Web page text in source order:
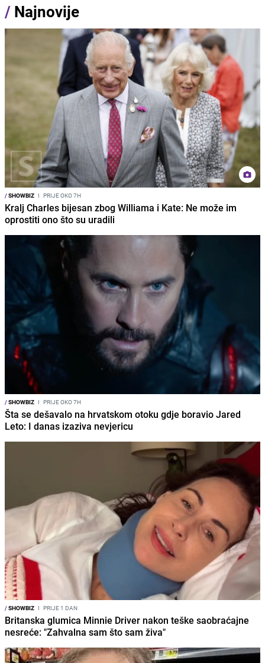
/ Najnovije
/SHOWBIZ I PRIJE OKO 7H
Kralj Charles bijesan zbog Williama i Kate: Ne može im
oprostiti ono što su uradili
/SHOWBIZ I PRIJE OKO 7H
Šta se dešavalo na hrvatskom otoku gdje boravio Jared
Leto: I danas izaziva nevjericu
/SHOWBIZ I PRIJE 1 DAN
Britanska glumica Minnie Driver nakon teške saobraćajne
nesreće: "Zahvalna sam što sam živa"